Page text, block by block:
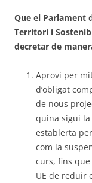
Que el Parlament
Territori i
decretar de
Aprovi per
d’obligat
de nous
quina sigui la
establerta
com la
curs, fins
UE de reduir